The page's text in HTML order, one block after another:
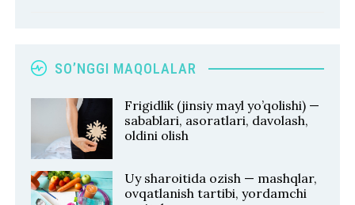
SO’NGGI MAQOLALAR
Frigidlik (jinsiy mayl yo’qolishi) —
sabablari, asoratlari, davolash,
oldini olish
Uy sharoitida ozish — mashqlar,
ovqatlanish tartibi, yordamchi